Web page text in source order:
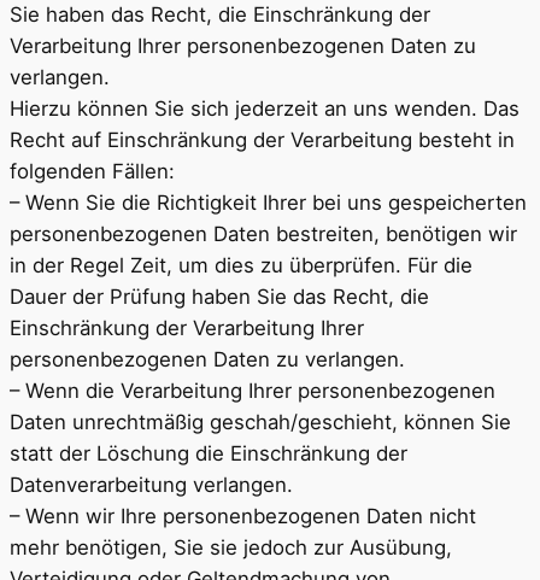
Sie haben das Recht, die Einschränkung der
Verarbeitung Ihrer personenbezogenen Daten zu
verlangen.
Hierzu können Sie sich jederzeit an uns wenden. Das
Recht auf Einschränkung der Verarbeitung besteht in
folgenden Fällen:
– Wenn Sie die Richtigkeit Ihrer bei uns gespeicherten
personenbezogenen Daten bestreiten, benötigen wir
in der Regel Zeit, um dies zu überprüfen. Für die
Dauer der Prüfung haben Sie das Recht, die
Einschränkung der Verarbeitung Ihrer
personenbezogenen Daten zu verlangen.
– Wenn die Verarbeitung Ihrer personenbezogenen
Daten unrechtmäßig geschah/geschieht, können Sie
statt der Löschung die Einschränkung der
Datenverarbeitung verlangen.
– Wenn wir Ihre personenbezogenen Daten nicht
mehr benötigen, Sie sie jedoch zur Ausübung,